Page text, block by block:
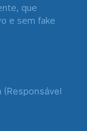
que
e sem fake